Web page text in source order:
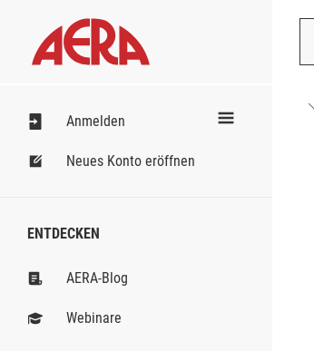
Anmelden
Neues Konto eröffnen
ENTDECKEN
AERA-Blog
Webinare